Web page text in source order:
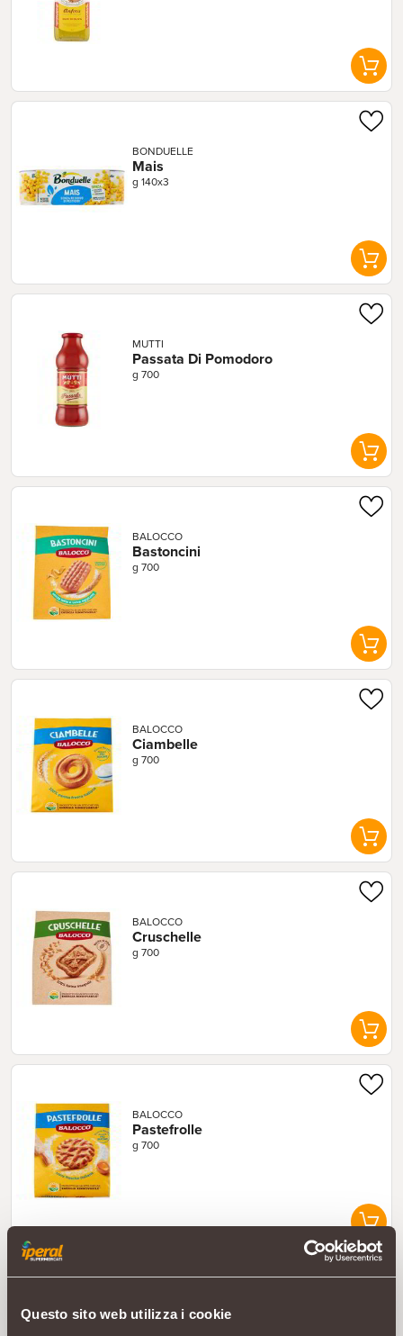
Questo sito web utilizza i cookie
BONDUELLE
Mais
g 140x3
MUTTI
Passata Di Pomodoro
g 700
BALOCCO
Bastoncini
g 700
BALOCCO
Ciambelle
g 700
BALOCCO
Cruschelle
g 700
BALOCCO
Pastefrolle
g 700
BALOCCO
Zuppole